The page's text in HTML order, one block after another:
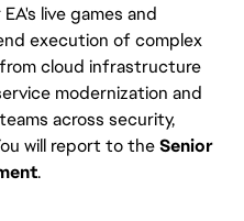
live games and
execution of complex
cloud infrastructure
modernization and
across security,
will report to theSenior
.